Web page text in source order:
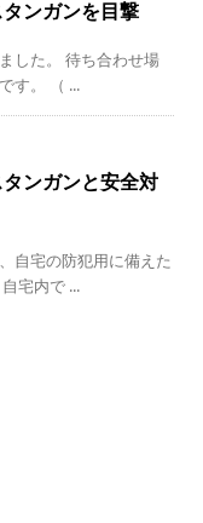
ンガンを目撃
した。 待ち合わせ場
す。 （ ...
ンガンと安全対
自宅の防犯用に備えた
宅内で ...